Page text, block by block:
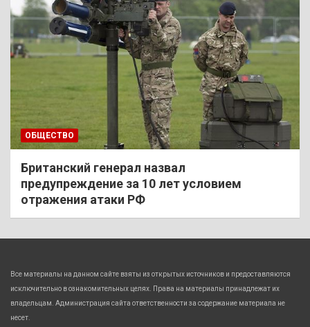
ОБЩЕСТВО
Британский генерал назвал
предупреждение за 10 лет условием
отражения атаки РФ
Все материалы на данном сайте взяты из открытых источников и предоставляются
исключительно в ознакомительных целях. Права на материалы принадлежат их
владельцам. Администрация сайта ответственности за содержание материала не
несет.